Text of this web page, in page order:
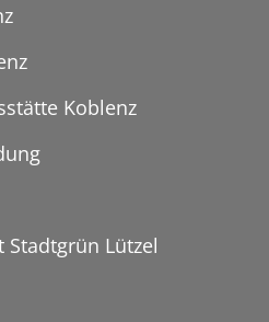
Koblenz
Lützel